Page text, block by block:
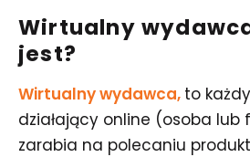
Wirtualny
jest?
Wirtualny wydawca, to
działający online (osoba lub
zarabia na polecaniu